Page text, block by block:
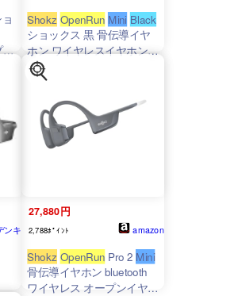
ン
Shokz OpenRun Mini Black
ショックス 黒 骨伝導イヤ
ホン ワイヤレスイヤホン
骨伝導 bluetooth 防水 防塵
オープンイヤー 耳を塞がな
い 最大8時間再生
ンキ
27,880円
2,788ﾎﾟｲﾝﾄ amazon
Shokz OpenRun Pro 2 Mini
骨伝導イヤホン bluetooth
ワイヤレス オープンイヤー